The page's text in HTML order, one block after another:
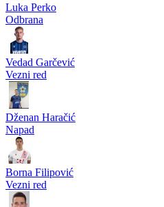
Luka Perko
Odbrana
Vedad Garčević
Vezni red
Dženan Haračić
Napad
Borna Filipović
Vezni red